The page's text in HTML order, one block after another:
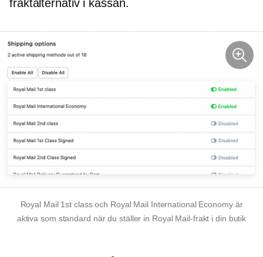
fraktalternativ i kassan.
Royal Mail 1st class och Royal Mail International Economy är
aktiva som standard när du ställer in Royal Mail-frakt i din butik